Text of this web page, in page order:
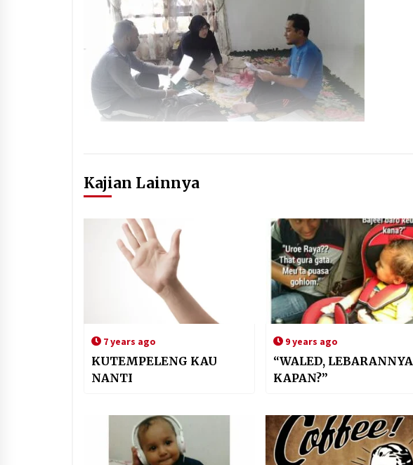
Kajian Lainnya
7 years ago
KUTEMPELENG KAU
NANTI
9 years ago
“WALED, LEBARANNYA
KAPAN?”